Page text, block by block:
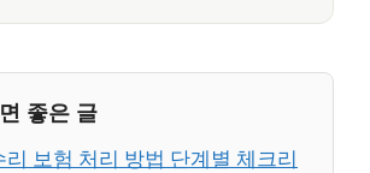
좋은 글
리 보험 처리 방법 단계별 체크리